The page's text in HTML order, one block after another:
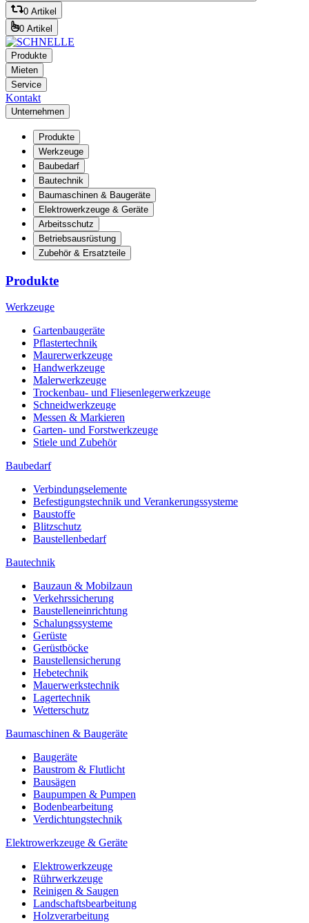
0 Artikel
0 Artikel
Produkte
Mieten
Service
Kontakt
Unternehmen
Produkte
Werkzeuge
Baubedarf
Bautechnik
Baumaschinen & Baugeräte
Elektrowerkzeuge & Geräte
Arbeitsschutz
Betriebsausrüstung
Zubehör & Ersatzteile
Produkte
Werkzeuge
Gartenbaugeräte
Pflastertechnik
Maurerwerkzeuge
Handwerkzeuge
Malerwerkzeuge
Trockenbau- und Fliesenlegerwerkzeuge
Schneidwerkzeuge
Messen & Markieren
Garten- und Forstwerkzeuge
Stiele und Zubehör
Baubedarf
Verbindungselemente
Befestigungstechnik und Verankerungssysteme
Baustoffe
Blitzschutz
Baustellenbedarf
Bautechnik
Bauzaun & Mobilzaun
Verkehrssicherung
Baustelleneinrichtung
Schalungssysteme
Gerüste
Gerüstböcke
Baustellensicherung
Hebetechnik
Mauerwerkstechnik
Lagertechnik
Wetterschutz
Baumaschinen & Baugeräte
Baugeräte
Baustrom & Flutlicht
Bausägen
Baupumpen & Pumpen
Bodenbearbeitung
Verdichtungstechnik
Elektrowerkzeuge & Geräte
Elektrowerkzeuge
Rührwerkzeuge
Reinigen & Saugen
Landschaftsbearbeitung
Holzverarbeitung